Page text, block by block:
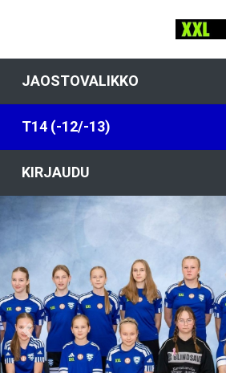
JAOSTOVALIKKO
T14 (-12/-13)
KIRJAUDU
Previous